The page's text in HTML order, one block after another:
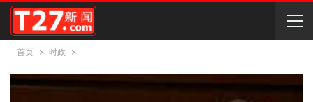
首页 时政